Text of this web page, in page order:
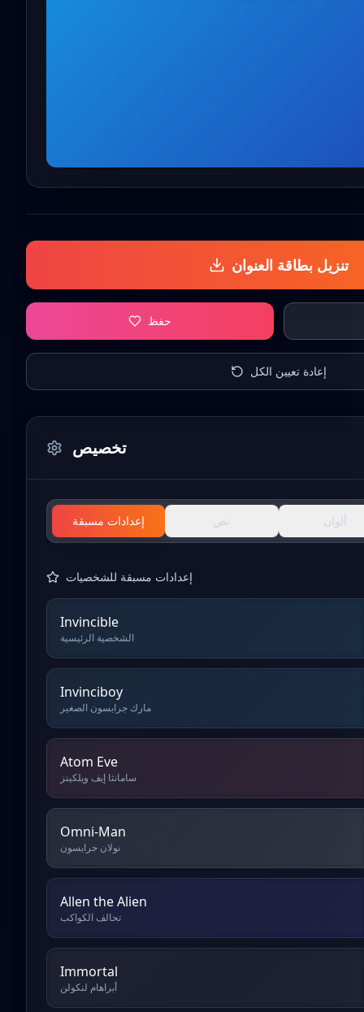
تنزيل بطاقة العنوان
حفظ
إعادة تعيين الكل
تخصيص
إعدادات مسبقة نص ألوان
إعدادات مسبقة للشخصيات
Invincible
الشخصية الرئيسية
Invinciboy
مارك جرايسون الصغير
Atom Eve
سامانثا إيف ويلكينز
Omni-Man
نولان جرايسون
Allen the Alien
تحالف الكواكب
Immortal
أبراهام لنكولن